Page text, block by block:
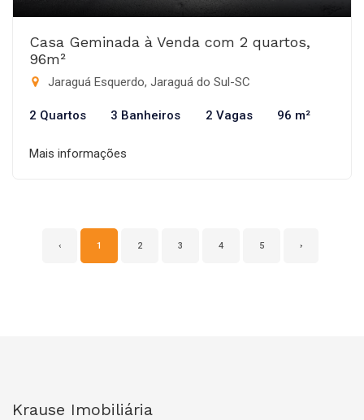
Casa Geminada à Venda com 2 quartos,
96m²
Jaraguá Esquerdo, Jaraguá do Sul-SC
2 Quartos 3 Banheiros 2 Vagas 96 m²
Mais informações
‹ 1 2 3 4 5 ›
Krause Imobiliária